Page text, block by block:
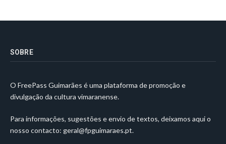
SOBRE
O FreePass Guimarães é uma plataforma de promoção e
divulgação da cultura vimaranense.
Para informações, sugestões e envio de textos, deixamos aqui o
nosso contacto: geral@fpguimaraes.pt.